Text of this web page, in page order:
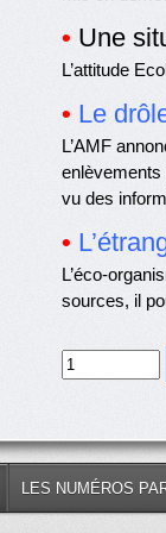
• Une
L’attitude
• Le
L’AMF
enlèvements
vu des
•
L’éco-
sources, il
LES NUMÉROS